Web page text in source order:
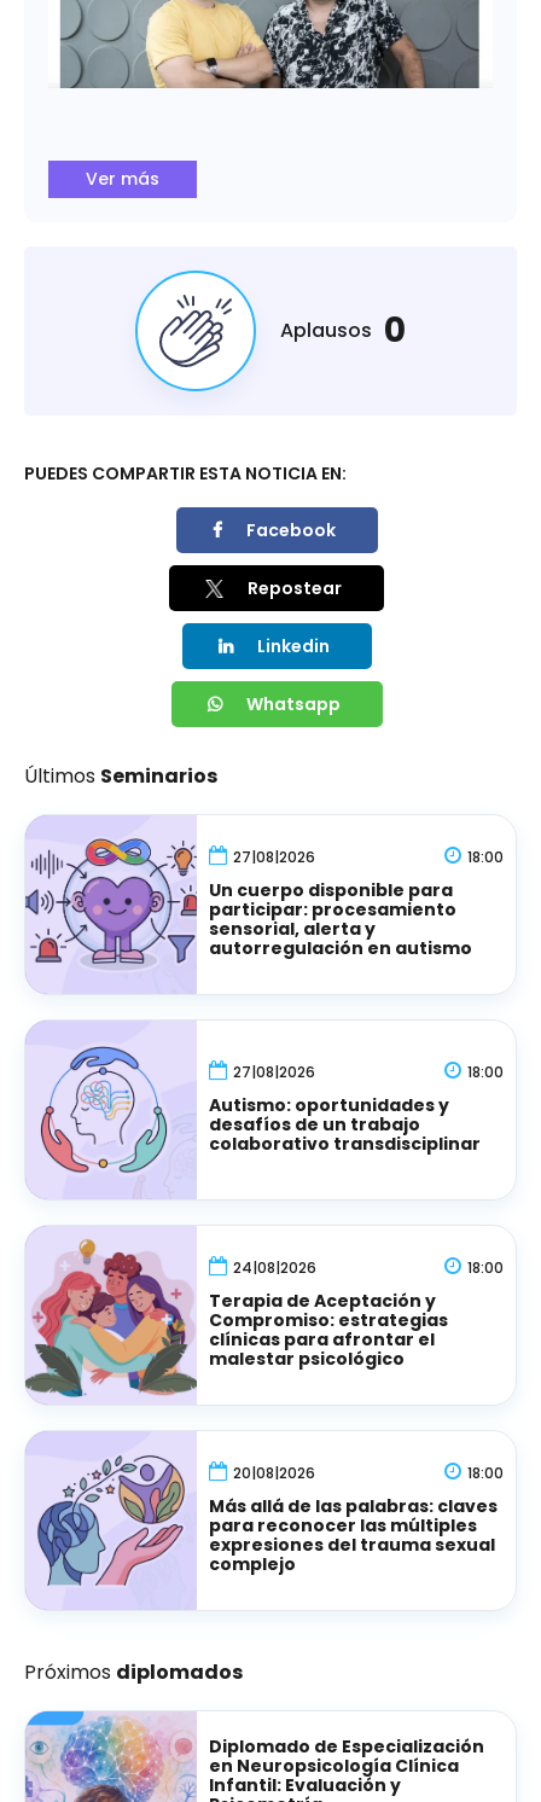
Ver más
Aplausos 0
PUEDES COMPARTIR ESTA NOTICIA EN:
Facebook
Repostear
Linkedin
Whatsapp
Últimos Seminarios
27|08|2026 18:00
Un cuerpo disponible para
participar: procesamiento
sensorial, alerta y
autorregulación en autismo
27|08|2026 18:00
Autismo: oportunidades y
desafíos de un trabajo
colaborativo transdisciplinar
24|08|2026 18:00
Terapia de Aceptación y
Compromiso: estrategias
clínicas para afrontar el
malestar psicológico
20|08|2026 18:00
Más allá de las palabras: claves
para reconocer las múltiples
expresiones del trauma sexual
complejo
Próximos diplomados
Diplomado de Especialización
en Neuropsicología Clínica
Infantil: Evaluación y